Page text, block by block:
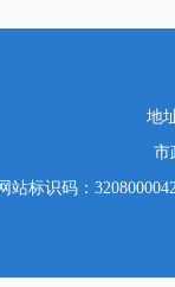
地
市
站标识码：